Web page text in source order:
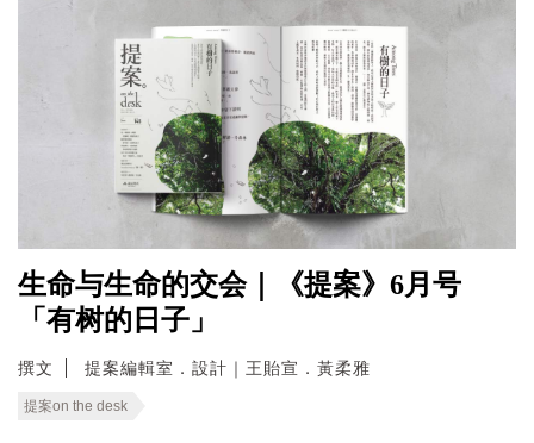
生命与生命的交会｜《提案》6月号
「有树的日子」
撰文 提案編輯室．設計｜王貽宣．黃柔雅
提案on the desk